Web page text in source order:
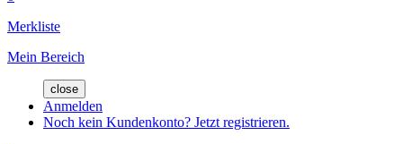
Merkliste
Mein Bereich
close
Anmelden
Noch kein Kundenkonto? Jetzt registrieren.